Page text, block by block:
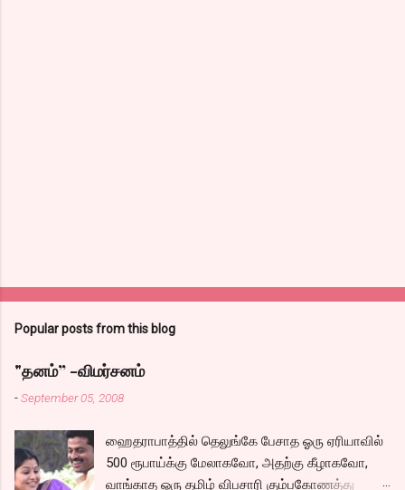
Popular posts from this blog
"தனம்” -விமர்சனம்
-September 05, 2008
ஹைதராபாத்தில் தெலுங்கே பேசாத ஓரு ஏரியாவில்
500 ரூபாய்க்கு மேலாகவோ, அதற்கு கீழாகவோ,
வாங்காத ஓரு தமிழ் விபசாரி கும்பகோணத்து